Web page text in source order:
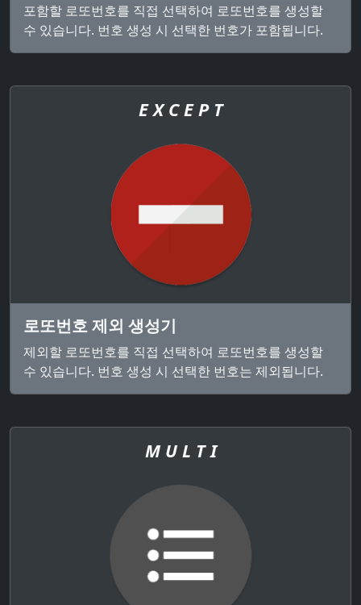
포함할 로또번호를 직접 선택하여 로또번호를 생성할
수 있습니다. 번호 생성 시 선택한 번호가 포함됩니다.
E X C E P T
로또번호 제외 생성기
제외할 로또번호를 직접 선택하여 로또번호를 생성할
수 있습니다. 번호 생성 시 선택한 번호는 제외됩니다.
M U L T I